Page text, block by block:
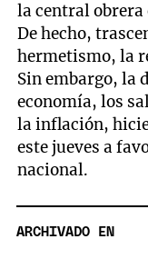
la central obrera
De hecho,
hermetismo, la
Sin embargo, la
economía, los
la inflación,
este jueves a
nacional.
ARCHIVADO EN